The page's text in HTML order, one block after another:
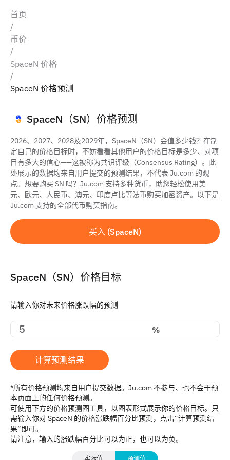
首页
/
币价
/
SpaceN 价格
/
SpaceN 价格预测
SpaceN（SN）价格预测
2026、2027、2028及2029年，SpaceN（SN）会值多少钱？在制
定自己的价格目标时，不妨看看其他用户的价格目标是多少、对项
目有多大的信心——这被称为共识评级（Consensus Rating）。此
处展示的数据均来自用户提交的预测结果，不代表 Ju.com 的观
点。想要购买 SN 吗？Ju.com 支持多种货币，助您轻松使用美
元、欧元、人民币、澳元、印度卢比等法币购买加密资产。以下是
Ju.com 支持的全部代币购买指南。
买入 (SpaceN)
SpaceN（SN）价格目标
请输入你对未来价格涨跌幅的预测
%
计算预测结果
*所有价格预测均来自用户提交数据。Ju.com 不参与、也不会干预
本页面上的任何价格预测。
可使用下方的价格预测图工具，以图表形式展示你的价格目标。只
需输入你对 SpaceN 的价格涨跌幅百分比预测，点击“计算预测结
果”即可。
请注意，输入的涨跌幅百分比可以为正，也可以为负。